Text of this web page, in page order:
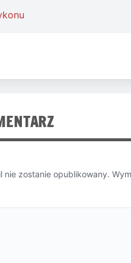
nie zostanie opublikowany.